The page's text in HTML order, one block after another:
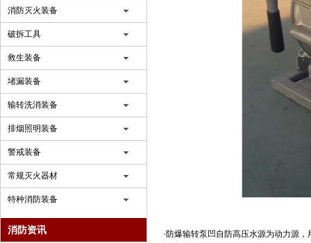
消防灭火装备
破拆工具
救生装备
堵漏装备
输转洗消装备
排烟照明装备
警戒装备
常规灭火器材
特种消防装备
消防资讯
·防爆输转泵凹自防高压水源为动力源